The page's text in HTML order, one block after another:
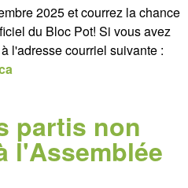
2025 et courrez la chance
du Bloc Pot! Si vous avez
l'adresse courriel suivante :
partis non
l'Assemblée